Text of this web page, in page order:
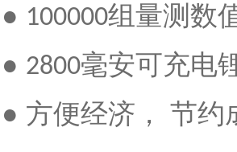
● 100000组量测数
● 2800毫安可充电
● 方便经济， 节约